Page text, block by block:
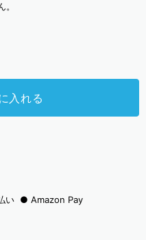
入れる
い Amazon Pay